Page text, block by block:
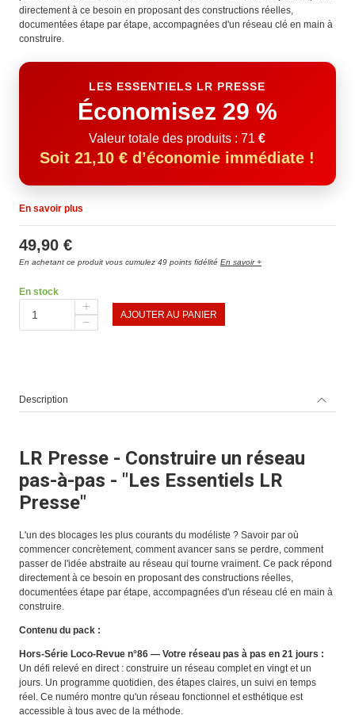
directement à ce besoin en proposant des constructions réelles,
documentées étape par étape, accompagnées d'un réseau clé en main à
construire.
LES ESSENTIELS LR PRESSE
Économisez 29 %
Valeur totale des produits : 71 €
Soit 21,10 € d’économie immédiate !
En savoir plus
49,90 €
En achetant ce produit vous cumulez 49 points fidélité En savoir +
En stock
AJOUTER AU PANIER
Description
LR Presse - Construire un réseau
pas-à-pas - "Les Essentiels LR
Presse"
L'un des blocages les plus courants du modéliste ? Savoir par où
commencer concrètement, comment avancer sans se perdre, comment
passer de l'idée abstraite au réseau qui tourne vraiment. Ce pack répond
directement à ce besoin en proposant des constructions réelles,
documentées étape par étape, accompagnées d'un réseau clé en main à
construire.
Contenu du pack :
Hors-Série Loco-Revue n°86 — Votre réseau pas à pas en 21 jours :
Un défi relevé en direct : construire un réseau complet en vingt et un
jours. Un programme quotidien, des étapes claires, un suivi en temps
réel. Ce numéro montre qu'un réseau fonctionnel et esthétique est
accessible à tous avec de la méthode.